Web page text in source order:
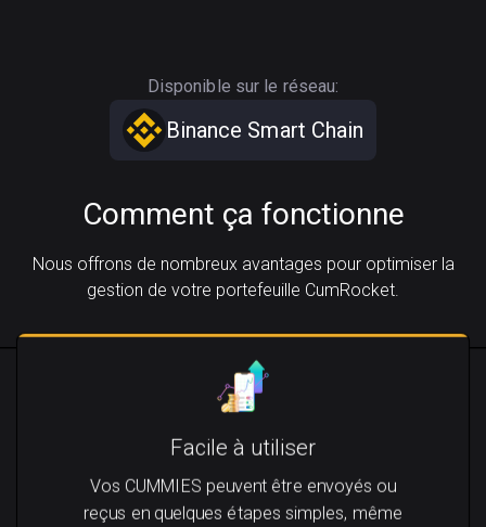
Disponible sur le réseau:
Binance Smart Chain
Comment ça fonctionne
Nous offrons de nombreux avantages pour optimiser la
gestion de votre portefeuille CumRocket.
Facile à utiliser
Vos CUMMIES peuvent être envoyés ou
reçus en quelques étapes simples, même